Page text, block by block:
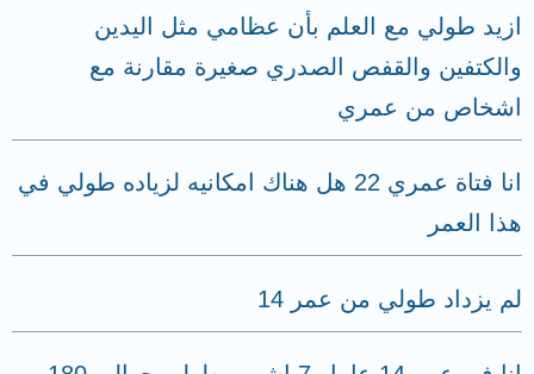
ازيد طولي مع العلم بأن عظامي مثل اليدين
والكتفين والقفص الصدري صغيرة مقارنة مع
اشخاص من عمري
انا فتاة عمري 22 هل هناك امكانيه لزياده طولي في
هذا العمر
لم يزداد طولي من عمر 14